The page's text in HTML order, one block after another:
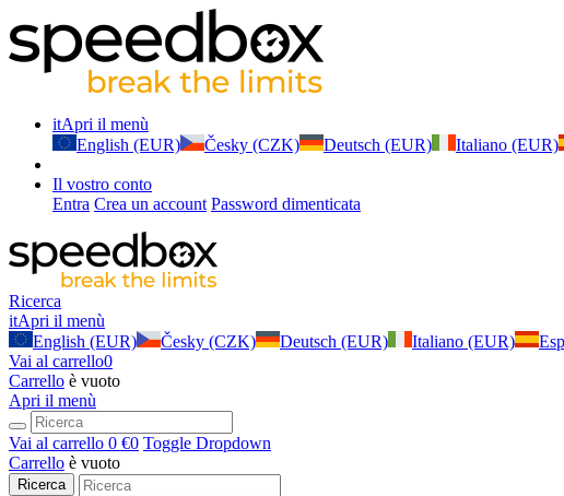
itApri il menù
English (EUR)
Česky (CZK) Deutsch (EUR) Italiano (EUR)
Il vostro conto
Entra Crea un account Password dimenticata
Ricerca
itApri il menù
English (EUR)
Česky (CZK) Deutsch (EUR) Italiano (EUR)
Vai al carrello0
Carrello è vuoto
Apri il menù
Vai al carrello 0 €0 Toggle Dropdown
Carrello è vuoto
Ricerca